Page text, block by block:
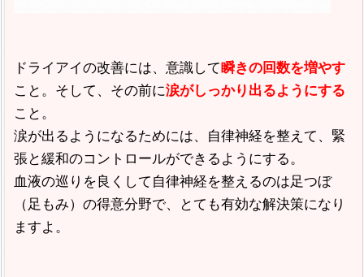
ドライアイの改善には、意識して瞬きの回数を増やす
こと。そして、その前に涙がしっかり出るようにする
こと。
涙が出るようになるためには、自律神経を整えて、緊
張と緩和のコントロールができるようにする。
血液の巡りを良くして自律神経を整えるのは足つぼ
（足もみ）の得意分野で、とても有効な解決策になり
ますよ。